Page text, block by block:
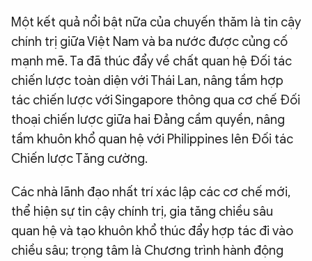
Một kết quả nổi bật nữa của chuyến thăm là tin cậy
chính trị giữa Việt Nam và ba nước được củng cố
mạnh mẽ. Ta đã thúc đẩy về chất quan hệ Đối tác
chiến lược toàn diện với Thái Lan, nâng tầm hợp
tác chiến lược với Singapore thông qua cơ chế Đối
thoại chiến lược giữa hai Đảng cầm quyền, nâng
tầm khuôn khổ quan hệ với Philippines lên Đối tác
Chiến lược Tăng cường.
Các nhà lãnh đạo nhất trí xác lập các cơ chế mới,
thể hiện sự tin cậy chính trị, gia tăng chiều sâu
quan hệ và tạo khuôn khổ thúc đẩy hợp tác đi vào
chiều sâu; trọng tâm là Chương trình hành động